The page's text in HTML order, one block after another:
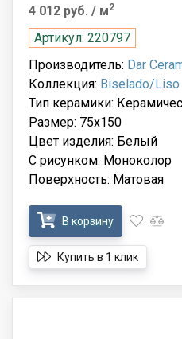
4 012 руб. / м2
Артикул: 220797
Производитель: Dar
Коллекция: Biselado/Liso
Тип керамики:
Размер: 75x150
Цвет изделия: Белый
С рисунком: Моноколор
Поверхность: Матовая
В корзину
Купить в 1 клик